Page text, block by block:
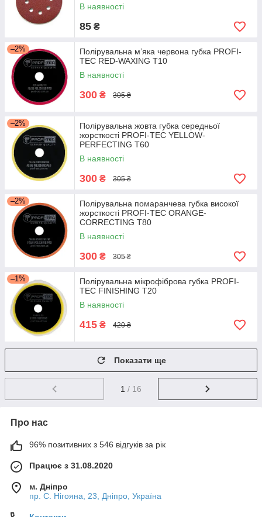
В наявності
85 ₴
–2%
Полірувальна м’яка червона губка PROFI-
TEC RED-WAXING T10
В наявності
300 ₴ 305 ₴
–2%
Полірувальна жовта губка середньої
жорсткості PROFI-TEC YELLOW-
PERFECTING T60
В наявності
300 ₴ 305 ₴
–2%
Полірувальна помаранчева губка високої
жорсткості PROFI-TEC ORANGE-
CORRECTING T80
В наявності
300 ₴ 305 ₴
–1%
Полірувальна мікрофіброва губка PROFI-
TEC FINISHING T20
В наявності
415 ₴ 420 ₴
Показати ще
1 / 16
Про нас
96% позитивних з 546 відгуків за рік
Працює з 31.08.2020
м. Дніпро
пр. С. Нігояна, 23, Дніпро, Україна